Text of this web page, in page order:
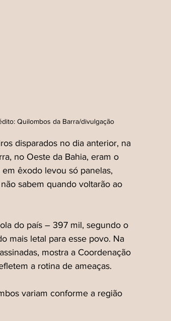
Quilombos da Barra/divulgação
disparados no dia anterior, na
no Oeste da Bahia, eram o
êxodo levou só panelas,
sabem quando voltarão ao
do país – 397 mil, segundo o
mais letal para esse povo. Na
mostra a Coordenação
a rotina de ameaças.
variam conforme a região